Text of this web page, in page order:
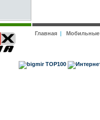
Главная|